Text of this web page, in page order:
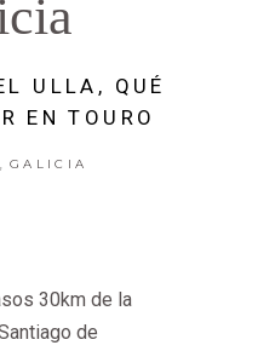
ULLA, QUÉ
EN TOURO
GALICIA
30km de la
de